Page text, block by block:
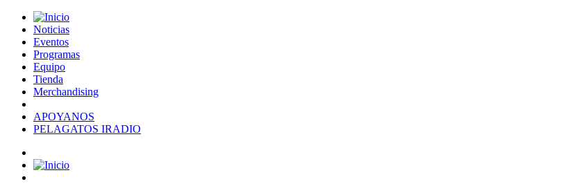
Noticias
Eventos
Programas
Equipo
Tienda
Merchandising
APOYANOS
PELAGATOS IRADIO